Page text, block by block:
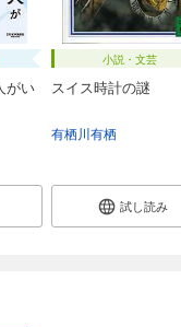
がい
小説・文芸
スイス時計の謎
有栖川有栖
試し読み